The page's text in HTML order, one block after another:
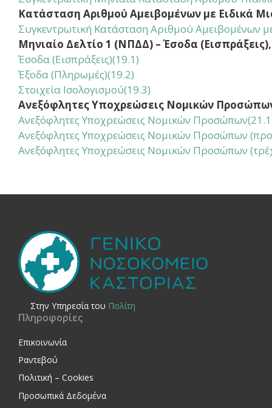
Κατάσταση Αριθμού Αμειβομένων με Ειδικά
Συγκεντρωτική Κατάσταση Αριθμού Αμειβομένων
Μηνιαίο Δελτίο 1 (ΝΠΔΔ) – Έσοδα
Έσοδα (Εισπράξεις)(19.1)
Έξοδα (Πληρωμές)(19.2)
Στοιχεία Ισολογισμού(19.3)
Ανεξόφλητες Υποχρεώσεις Νομικών
Ανεξόφλητες Υποχρεώσεις Νομικών
Ανεξόφλητες Υποχρεώσεις Νομικών Προσώπων
Ανεξόφλητες Υποχρεώσεις Νομικών Προσώπων
Στην Yπηρεσία του Πολίτη
Πληροφορίες
Επικοινωνία
Ραντεβού
Πολιτική – Cookies
Προσωπικά Δεδομένα